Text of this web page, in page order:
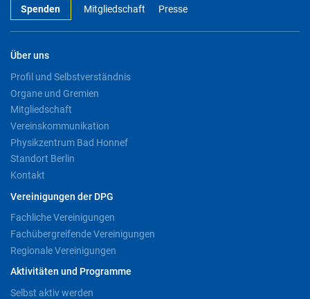
Spenden Mitgliedschaft Presse
Über uns
Profil und Selbstverständnis
Organe und Gremien
Mitgliedschaft
Vereinskommunikation
Physikzentrum Bad Honnef
Standort Berlin
Kontakt
Vereinigungen der DPG
Fachliche Vereinigungen
Fachübergreifende Vereinigungen
Regionale Vereinigungen
Aktivitäten und Programme
Selbst aktiv werden